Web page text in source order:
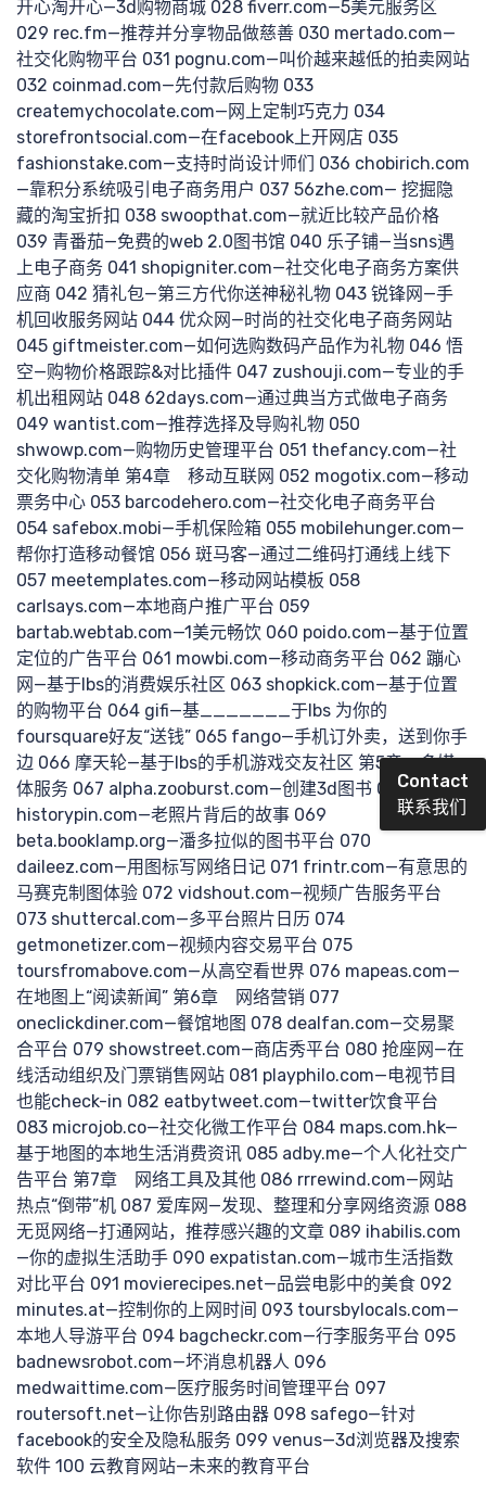
最新
分享
提交
需求
搜索
核心
开心淘开心—3d购物商城 028 fiverr.com—5美元服务区
029 rec.fm—推荐并分享物品做慈善 030 mertado.com—
社交化购物平台 031 pognu.com—叫价越来越低的拍卖网站
032 coinmad.com—先付款后购物 033
createmychocolate.com—网上定制巧克力 034
storefrontsocial.com—在facebook上开网店 035
fashionstake.com—支持时尚设计师们 036 chobirich.com
—靠积分系统吸引电子商务用户 037 56zhe.com— 挖掘隐
藏的淘宝折扣 038 swoopthat.com—就近比较产品价格
039 青番茄—免费的web 2.0图书馆 040 乐子铺—当sns遇
上电子商务 041 shopigniter.com—社交化电子商务方案供
应商 042 猜礼包—第三方代你送神秘礼物 043 锐锋网—手
机回收服务网站 044 优众网—时尚的社交化电子商务网站
045 giftmeister.com—如何选购数码产品作为礼物 046 悟
空—购物价格跟踪&对比插件 047 zushouji.com—专业的手
机出租网站 048 62days.com—通过典当方式做电子商务
049 wantist.com—推荐选择及导购礼物 050
shwowp.com—购物历史管理平台 051 thefancy.com—社
交化购物清单 第4章 移动互联网 052 mogotix.com—移动
票务中心 053 barcodehero.com—社交化电子商务平台
054 safebox.mobi—手机保险箱 055 mobilehunger.com—
帮你打造移动餐馆 056 斑马客—通过二维码打通线上线下
057 meetemplates.com—移动网站模板 058
carlsays.com—本地商户推广平台 059
bartab.webtab.com—1美元畅饮 060 poido.com—基于位置
定位的广告平台 061 mowbi.com—移动商务平台 062 蹦心
网—基于lbs的消费娱乐社区 063 shopkick.com—基于位置
的购物平台 064 gifi—基_______于lbs 为你的
foursquare好友“送钱” 065 fango—手机订外卖，送到你手
边 066 摩天轮—基于lbs的手机游戏交友社区 第5章 多媒
体服务 067 alpha.zooburst.com—创建3d图书 068
historypin.com—老照片背后的故事 069
beta.booklamp.org—潘多拉似的图书平台 070
daileez.com—用图标写网络日记 071 frintr.com—有意思的
马赛克制图体验 072 vidshout.com—视频广告服务平台
073 shuttercal.com—多平台照片日历 074
getmonetizer.com—视频内容交易平台 075
toursfromabove.com—从高空看世界 076 mapeas.com—
在地图上“阅读新闻” 第6章 网络营销 077
oneclickdiner.com—餐馆地图 078 dealfan.com—交易聚
合平台 079 showstreet.com—商店秀平台 080 抢座网—在
线活动组织及门票销售网站 081 playphilo.com—电视节目
也能check-in 082 eatbytweet.com—twitter饮食平台
083 microjob.co—社交化微工作平台 084 maps.com.hk—
基于地图的本地生活消费资讯 085 adby.me—个人化社交广
告平台 第7章 网络工具及其他 086 rrrewind.com—网站
热点“倒带”机 087 爱库网—发现、整理和分享网络资源 088
无觅网络—打通网站，推荐感兴趣的文章 089 ihabilis.com
—你的虚拟生活助手 090 expatistan.com—城市生活指数
对比平台 091 movierecipes.net—品尝电影中的美食 092
minutes.at—控制你的上网时间 093 toursbylocals.com—
本地人导游平台 094 bagcheckr.com—行李服务平台 095
badnewsrobot.com—坏消息机器人 096
medwaittime.com—医疗服务时间管理平台 097
routersoft.net—让你告别路由器 098 safego—针对
facebook的安全及隐私服务 099 venus—3d浏览器及搜索
软件 100 云教育网站—未来的教育平台
Contact
联系我们